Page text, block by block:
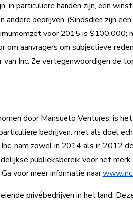
in particuliere handen zijn, een
andere bedrijven. (Sindsdien zijn
voor 2015 is $100.000;
om aanvragers om subjectieve
Inc. Ze vertegenwoordigen de
door Mansueto Ventures, is
bedrijven, met als doel
nam zowel in 2014 als in 2012
publieksbereik voor het
voor meer informatie naar
privébedrijven in het land.